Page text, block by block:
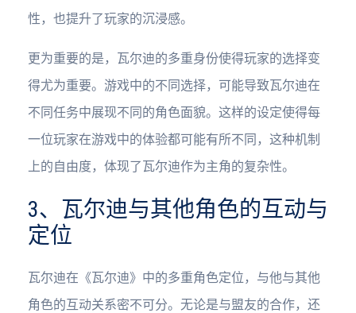
性，也提升了玩家的沉浸感。
更为重要的是，瓦尔迪的多重身份使得玩家的选择变
得尤为重要。游戏中的不同选择，可能导致瓦尔迪在
不同任务中展现不同的角色面貌。这样的设定使得每
一位玩家在游戏中的体验都可能有所不同，这种机制
上的自由度，体现了瓦尔迪作为主角的复杂性。
3、瓦尔迪与其他角色的互动与
定位
瓦尔迪在《瓦尔迪》中的多重角色定位，与他与其他
角色的互动关系密不可分。无论是与盟友的合作，还